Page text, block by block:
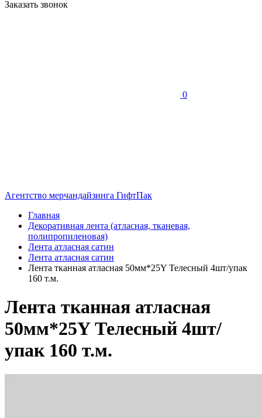
Заказать звонок
0
Агентство мерчандайзинга ГифтПак
Главная
Декоративная лента (атласная, тканевая,
полипропиленовая)
Лента атласная сатин
Лента атласная сатин
Лента тканная атласная 50мм*25Y Телесный 4шт/упак
160 т.м.
Лента тканная атласная
50мм*25Y Телесный 4шт/
упак 160 т.м.